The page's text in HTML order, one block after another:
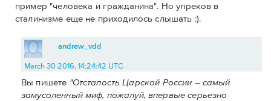
пример "человека и гражданина". Но упреков в
сталинизме еще не приходилось слышать :).
andrew_vdd
March 30 2016, 14:24:42 UTC
Вы пишете "Отсталость Царской России – самый
замусоленный миф, пожалуй, впервые серьезно